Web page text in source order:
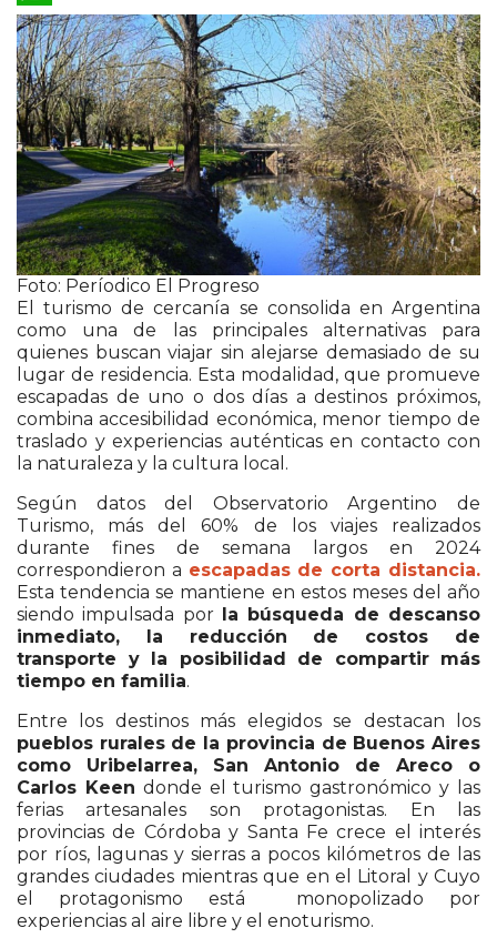
WhatsApp
Foto: Períodico El Progreso
El turismo de cercanía se consolida en Argentina
como una de las principales alternativas para
quienes buscan viajar sin alejarse demasiado de su
lugar de residencia. Esta modalidad, que promueve
escapadas de uno o dos días a destinos próximos,
combina accesibilidad económica, menor tiempo de
traslado y experiencias auténticas en contacto con
la naturaleza y la cultura local.
Según datos del Observatorio Argentino de
Turismo, más del 60% de los viajes realizados
durante fines de semana largos en 2024
correspondieron a escapadas de corta distancia.
Esta tendencia se mantiene en estos meses del año
siendo impulsada por la búsqueda de descanso
inmediato, la reducción de costos de
transporte y la posibilidad de compartir más
tiempo en familia.
Entre los destinos más elegidos se destacan los
pueblos rurales de la provincia de Buenos Aires
como Uribelarrea, San Antonio de Areco o
Carlos Keen donde el turismo gastronómico y las
ferias artesanales son protagonistas. En las
provincias de Córdoba y Santa Fe crece el interés
por ríos, lagunas y sierras a pocos kilómetros de las
grandes ciudades mientras que en el Litoral y Cuyo
el protagonismo está monopolizado por
experiencias al aire libre y el enoturismo.